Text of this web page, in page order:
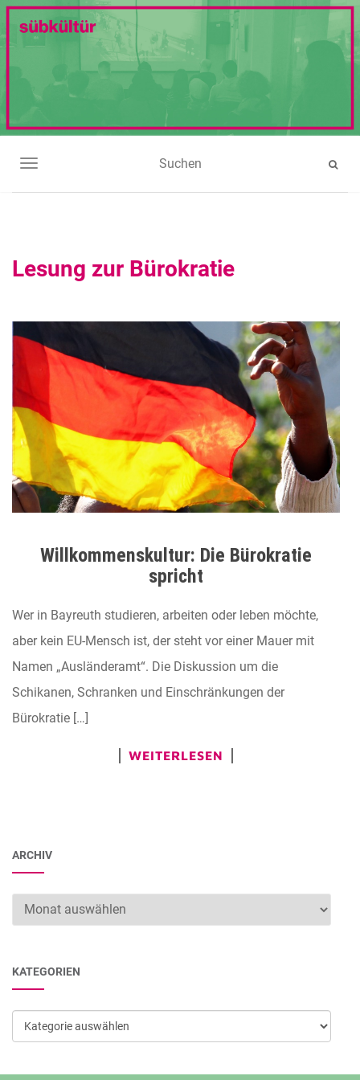
NAVIGATION UMSCHALTEN
Lesung zur Bürokratie
Willkommenskultur: Die Bürokratie
spricht
Wer in Bayreuth studieren, arbeiten oder leben möchte,
aber kein EU-Mensch ist, der steht vor einer Mauer mit
Namen „Ausländeramt“. Die Diskussion um die
Schikanen, Schranken und Einschränkungen der
Bürokratie […]
WEITERLESEN
ARCHIV
Archiv
KATEGORIEN
Kategorien